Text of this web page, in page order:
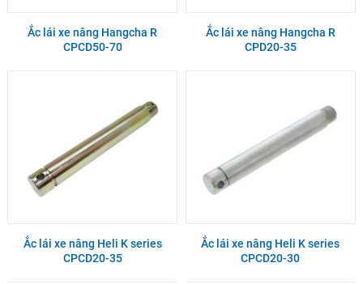
Ắc lái xe nâng Hangcha R
CPCD50-70
Ắc lái xe nâng Hangcha R
CPD20-35
Ắc lái xe nâng Heli K series
CPCD20-35
Ắc lái xe nâng Heli K series
CPCD20-30